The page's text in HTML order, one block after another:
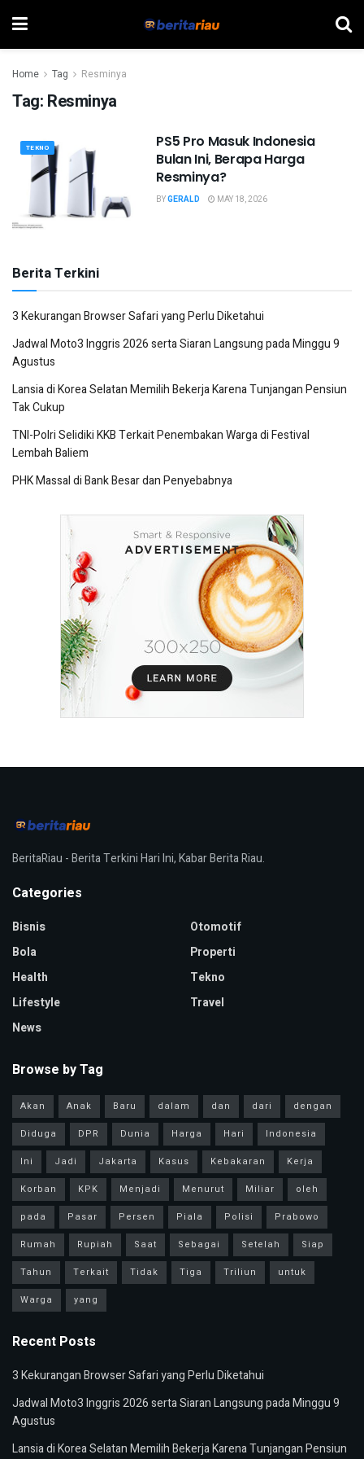
Home Tag Resminya
Tag: Resminya
TEKNO
PS5 Pro Masuk Indonesia
Bulan Ini, Berapa Harga
Resminya?
BYGERALD MAY 18, 2026
Berita Terkini
3 Kekurangan Browser Safari yang Perlu Diketahui
Jadwal Moto3 Inggris 2026 serta Siaran Langsung pada Minggu 9
Agustus
Lansia di Korea Selatan Memilih Bekerja Karena Tunjangan Pensiun
Tak Cukup
TNI-Polri Selidiki KKB Terkait Penembakan Warga di Festival
Lembah Baliem
PHK Massal di Bank Besar dan Penyebabnya
BeritaRiau - Berita Terkini Hari Ini, Kabar Berita Riau.
Categories
Bisnis
Bola
Health
Lifestyle
News
Otomotif
Properti
Tekno
Travel
Browse by Tag
Akan Anak Baru dalam dan dari
dengan
Diduga
DPR Dunia Harga Hari
Indonesia
Ini
Jadi Jakarta Kasus Kebakaran
Kerja
Korban
KPK Menjadi Menurut Miliar
oleh
pada
Pasar Persen Piala Polisi
Prabowo
Rumah
Rupiah Saat Sebagai Setelah
Siap
Tahun
Terkait Tidak Tiga Triliun
untuk
Warga
yang
Recent Posts
3 Kekurangan Browser Safari yang Perlu Diketahui
Jadwal Moto3 Inggris 2026 serta Siaran Langsung pada Minggu 9
Agustus
Lansia di Korea Selatan Memilih Bekerja Karena Tunjangan Pensiun